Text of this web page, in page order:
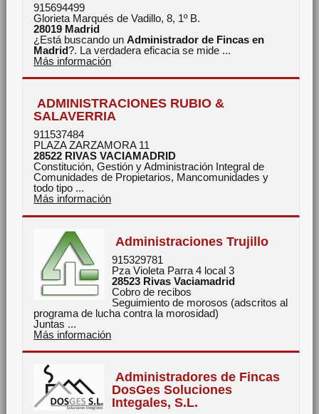
915694499
Glorieta Marqués de Vadillo, 8, 1º B.
28019 Madrid
¿Está buscando unAdministrador de Fincas en
Madrid?. La verdadera eficacia se mide ...
Más información
ADMINISTRACIONES RUBIO &
SALAVERRIA
911537484
PLAZA ZARZAMORA 11
28522 RIVAS VACIAMADRID
Constitución, Gestión y Administración Integral de
Comunidades de Propietarios, Mancomunidades y
todo tipo ...
Más información
Administraciones Trujillo
915329781
Pza Violeta Parra 4 local 3
28523 Rivas Vaciamadrid
Cobro de recibos
Seguimiento de morosos (adscritos al
programa de lucha contra la morosidad)
Juntas ...
Más información
Administradores de Fincas
DosGes Soluciones
Integales, S.L.